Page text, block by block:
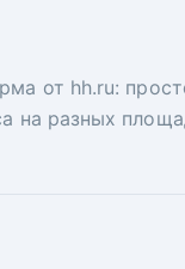
от hh.ru:
на разных
вакансий на
ключ. Решите,